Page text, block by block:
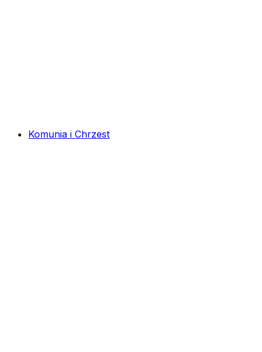
Komunia i Chrzest